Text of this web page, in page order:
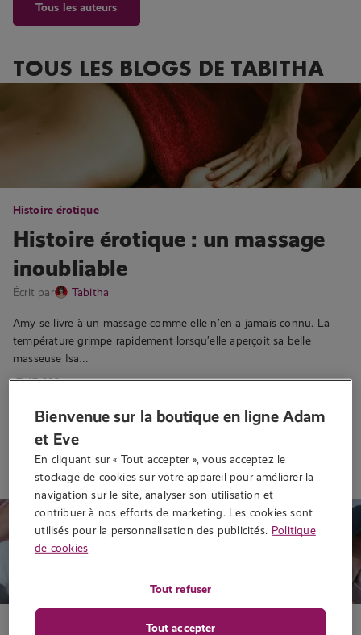
Tous les auteurs
TOUS LES BLOGS DE TABITHA
Histoire érotique
Histoire érotique : un massage
inoubliable
Écrit par Tabitha
Amy se livre à un massage comme elle n’en a jamais connu. La
température grimpe rapidement lorsqu’elle aperçoit sa belle
masseuse Isa…
47 282 vues
Lire la suite
Bienvenue sur la boutique en ligne Adam
et Eve
En cliquant sur « Tout accepter », vous acceptez le
stockage de cookies sur votre appareil pour améliorer la
navigation sur le site, analyser son utilisation et
contribuer à nos efforts de marketing. Les cookies sont
utilisés pour la personnalisation des publicités. Politique
de cookies
Tout refuser
Tout accepter